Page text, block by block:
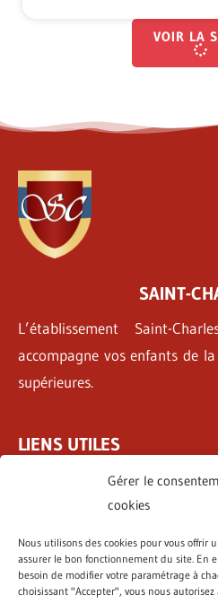
Gérer le
cookies
Nous utilisons des cookies pour vous offrir
assurer le bon fonctionnement du site. En
besoin de modifier votre paramétrage à
choisissant "Accepter", vous nous autorisez
VOIR LA
SAINT-
L’établissement Saint-
accompagne vos enfants de
supérieures.
LIENS UTILES
Tarifs & Inscriptions
Emplois